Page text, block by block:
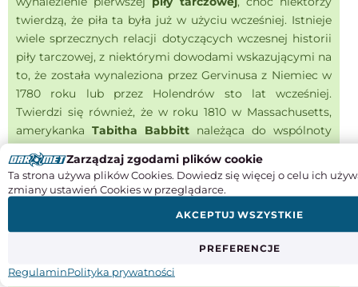
twierdzą, że piła ta była już w użyciu wcześniej. Istnieje
wiele sprzecznych relacji dotyczących wczesnej historii
piły tarczowej, z niektórymi dowodami wskazującymi na
to, że została wynaleziona przez Gervinusa z Niemiec w
1780 roku lub przez Holendrów sto lat wcześniej.
Twierdzi się również, że w roku 1810 w Massachusetts,
amerykankaTabitha Babbitt należąca do wspólnoty
szejkersów wynalazła piłę tarczową. Obserwując pracę
dwóch mężczyzn zmagających się z żmudnym cięciem
kłody, Babbitt uświadomiła sobie, że istnieje sposobność
karbowany blaszany dysk, który napędzała za pomocą
obróbki drewna. Piła tarczowa szybko stała się
Zarządzaj zgodami plików cookie
Ta strona używa plików Cookies. Dowiedz się więcej o celu ich
zmiany ustawień Cookies w przeglądarce.
PREFERENCJE
AKCEPTUJ WSZYSTKIE
RegulaminPolityka prywatności